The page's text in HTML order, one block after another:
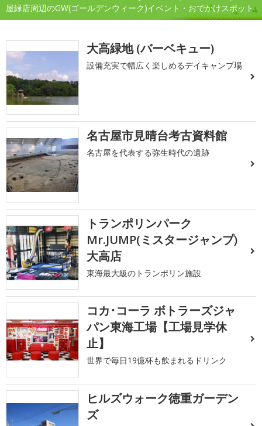
屋緑店周辺のGW(ゴールデンウィーク)イベント・おでかけスポット
大高緑地 (バーベキュー)
設備充実で幅広く楽しめるデイキャンプ場
名古屋市見晴台考古資料館
名古屋を代表する弥生時代の遺跡
トランポリンパーク
Mr.JUMP(ミスタージャンプ)
大高店
東海最大級のトランポリン施設
コカ･コーラ ボトラーズジャ
パン東海工場【工場見学休
止】
世界で毎日19億杯も飲まれるドリンク
ヒルズウォーク徳重ガーデン
ズ